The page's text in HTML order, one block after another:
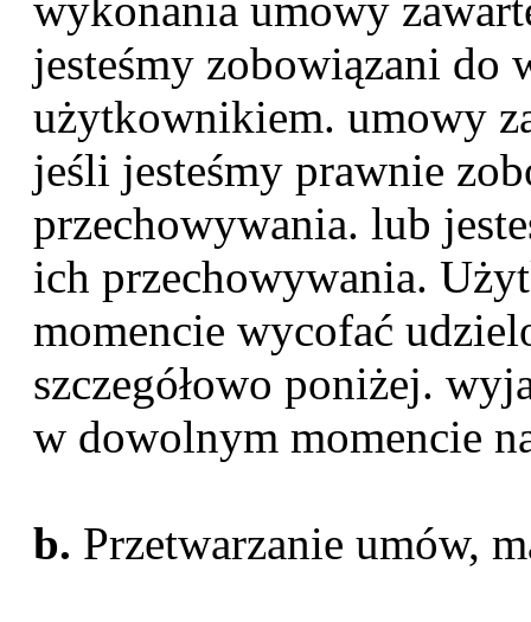
jesteśmy zobowiązani do
użytkownikiem. umowy
jeśli jesteśmy prawnie
przechowywania. lub
ich przechowywania.
momencie wycofać
szczegółowo poniżej.
w dowolnym momencie
b. Przetwarzanie umów,